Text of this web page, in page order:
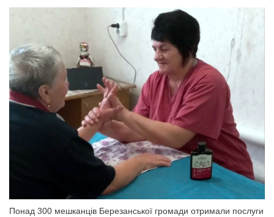
Понад 300 мешканців Березанської громади отримали послуги